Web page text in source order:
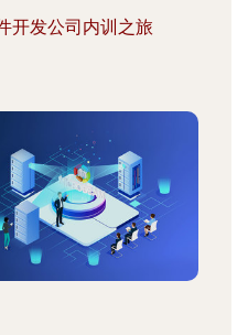
开发公司内训之旅